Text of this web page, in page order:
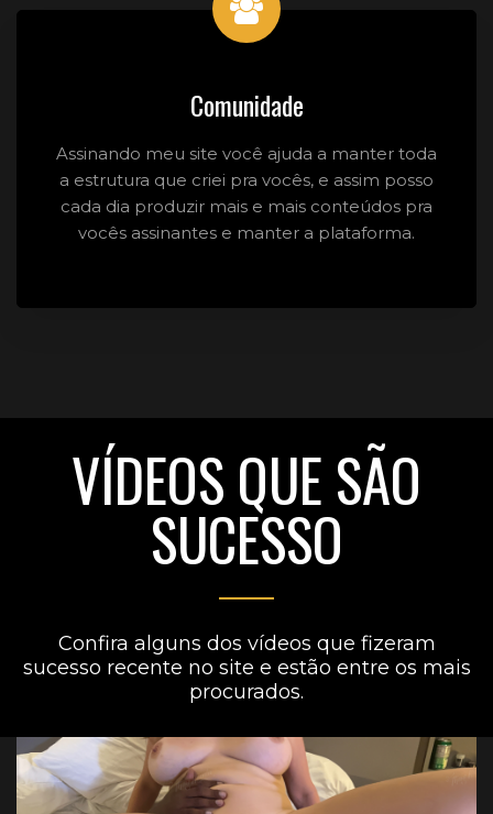
Comunidade
Assinando meu site você ajuda a manter toda
a estrutura que criei pra vocês, e assim posso
cada dia produzir mais e mais conteúdos pra
vocês assinantes e manter a plataforma.
VÍDEOS QUE SÃO
SUCESSO
Confira alguns dos vídeos que fizeram
sucesso recente no site e estão entre os mais
procurados.